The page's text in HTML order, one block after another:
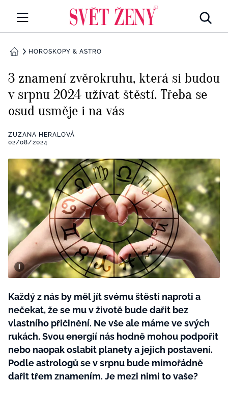
Všechny kategorie
Rozhovory
RETROHUBKY
Všechny kategorie
Seberozvoj
Všechny kategorie
Životní styl
ZÁBAVA
Všechny kategorie
Testy a kvízy
BYDLENÍ
Všechny kategorie
Tvoření
Rady a tipy
BurdaMedia
Extra
SVĚT ŽENY - 599 KČ
ROČNÍ PŘEDPLATNÉ SVĚT ŽENY +
DOMŮHOROSKOPY & ASTRO
3 znamení zvěrokruhu, která si budou
v srpnu 2024 užívat štěstí. Třeba se
osud usměje i na vás
ZUZANA HERALOVÁ
02/08/2024
Každý z nás by měl jít svému štěstí naproti a
nečekat, že se mu v životě bude dařit bez
vlastního přičinění. Ne vše ale máme ve svých
rukách. Svou energií nás hodně mohou podpořit
nebo naopak oslabit planety a jejich postavení.
Podle astrologů se v srpnu bude mimořádně
dařit třem znamením. Je mezi nimi to vaše?